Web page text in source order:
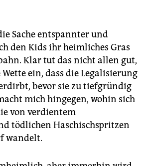
Sache entspannter und
den Kids ihr heimliches Gras
Klar tut das nicht allen gut,
Wette ein, dass die Legalisierung
bevor sie zu tiefgründig
mich hingegen, wohin sich
von verdientem
tödlichen Haschischspritzen
wandelt.